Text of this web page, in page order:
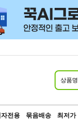
상품명
전용 묶음배송 최저가